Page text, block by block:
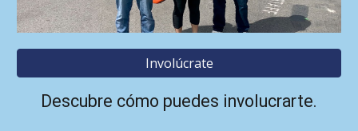
Involúcrate
Descubre cómo puedes involucrarte.